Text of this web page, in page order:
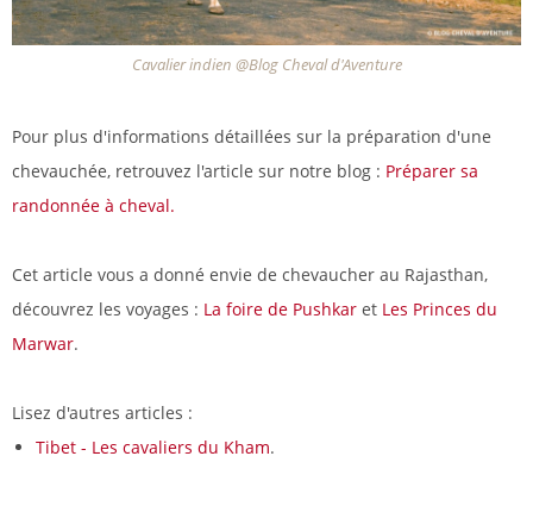
Cavalier indien @Blog Cheval d'Aventure
Pour plus d'informations détaillées sur la préparation d'une
chevauchée, retrouvez l'article sur notre blog : Préparer sa
randonnée à cheval.
Cet article vous a donné envie de chevaucher au Rajasthan,
découvrez les voyages : La foire de Pushkar et Les Princes du
Marwar.
Lisez d'autres articles :
Tibet - Les cavaliers du Kham.